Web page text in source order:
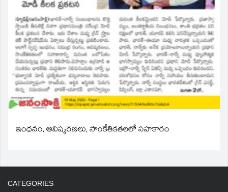
ఇంధనం, ఆవిష్కరణలు, సాంకేతికతలలో సహకారం
CATEGORIES